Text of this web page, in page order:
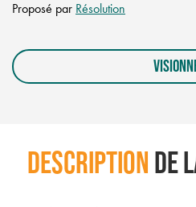
Proposé par Résolution
DESCRIPTIONDE